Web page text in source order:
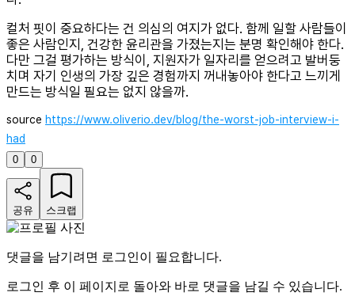
컬처 핏이 중요하다는 건 의심의 여지가 없다. 함께 일할 사람들이
좋은 사람인지, 건강한 윤리관을 가졌는지는 분명 확인해야 한다.
다만 그걸 평가하는 방식이, 지원자가 일자리를 얻으려고 발버둥
치며 자기 인생의 가장 깊은 경험까지 꺼내놓아야 한다고 느끼게
만드는 방식일 필요는 없지 않을까.
source https://www.oliverio.dev/blog/the-worst-job-interview-i-
had
0 0
공유 스크랩
댓글을 남기려면 로그인이 필요합니다.
로그인 후 이 페이지로 돌아와 바로 댓글을 남길 수 있습니다.